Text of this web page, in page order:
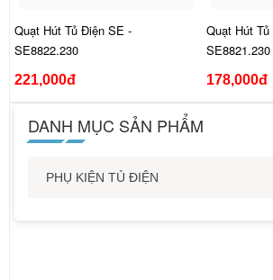
Quạt Hút Tủ Điện SE -
SE8822.230
221,000đ
Quạt Hút
SE8821.230
178,000đ
DANH MỤC SẢN PHẨM
PHỤ KIỆN TỦ ĐIỆN